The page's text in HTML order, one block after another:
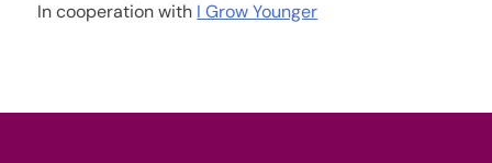
In cooperation with I Grow Younger